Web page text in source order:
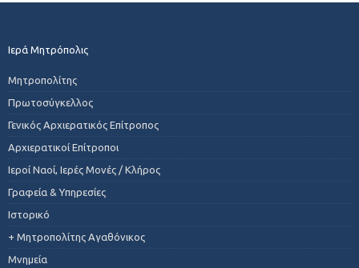
Ιερά Μητρόπολις
Μητροπολίτης
Πρωτοσύγκελλος
Γενικός Αρχιερατικός Επίτροπος
Αρχιερατικοί Επίτροποι
Ιεροί Ναοί, Ιερές Μονές / Κλήρος
Γραφεία & Υπηρεσίες
Ιστορικό
+ Μητροπολίτης Αγαθόνικος
Μνημεία